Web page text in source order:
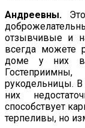
Андреевны.
отзывчивые и
всегда можете
доме у них
рукодельницы. В
них
способствует
терпеливы, но